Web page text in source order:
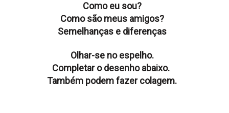
Como eu sou?
Como são meus amigos?
Semelhanças e diferenças
Olhar-se no espelho.
Completar o desenho abaixo.
Também podem fazer colagem.